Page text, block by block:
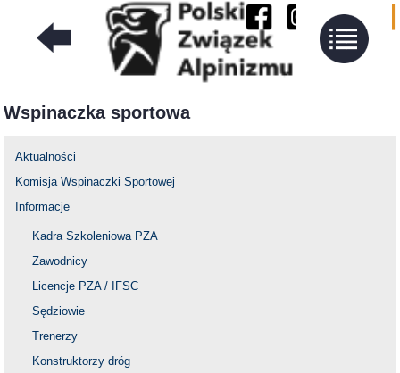
Wspinaczka sportowa
Aktualności
Komisja Wspinaczki Sportowej
Informacje
Kadra Szkoleniowa PZA
Zawodnicy
Licencje PZA / IFSC
Sędziowie
Trenerzy
Konstruktorzy dróg